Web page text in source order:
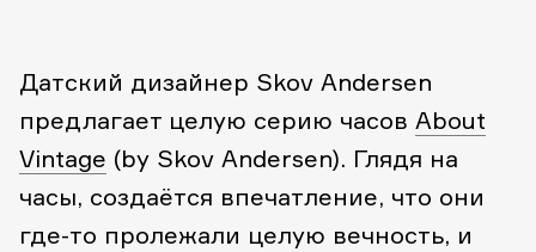
Датский дизайнер Skov Andersen
предлагает целую серию часов About
Vintage (by Skov Andersen). Глядя на
часы, создаётся впечатление, что они
где-то пролежали целую вечность, и